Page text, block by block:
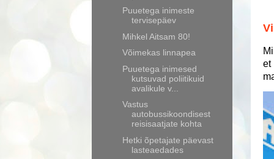
et
Puuetega inimeste
tervisepäev
Mihkel Aitsam 80!
Võimekas linnapea
Puuetega inimesed
kutsuvad poliitikuid
avalikule v...
Vastus
autobussikoondisest
reisisaatjate kohta
Hetki õpetajate päevast
lasteaedades